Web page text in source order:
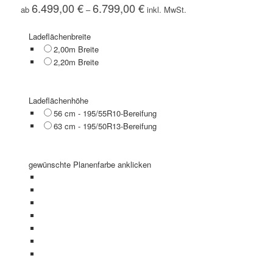
ab6.499,00€ –6.799,00€
Ladeflächenbreite
2,00m Breite
2,20m Breite
Ladeflächenhöhe
56 cm - 195/55R10-Bereifung
63 cm - 195/50R13-Bereifung
gewünschte Planenfarbe anklicken